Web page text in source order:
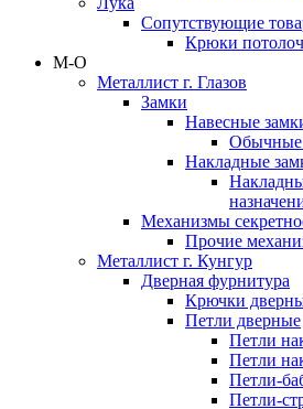
Сопутствующие
Крюки
М-О
Металлист г. Глазов
Замки
Навесные
Обычные
Накладные
Механизмы
Прочие
Металлист г. Кунгур
Дверная фурнитура
Крючки
Петли дверные
Петли
Петли
Петли-
Петли-